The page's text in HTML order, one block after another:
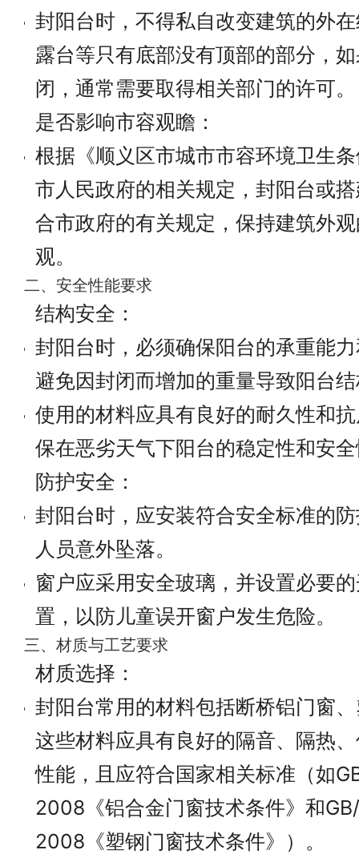
封阳台时，不得私自改变建筑的外
露台等只有底部没有顶部的部分，
闭，通常需要取得相关部门的许可。
是否影响市容观瞻：
根据《顺义区市城市市容环境卫生
市人民政府的相关规定，封阳台或
合市政府的有关规定，保持建筑外
观。
二、安全性能要求
结构安全：
封阳台时，必须确保阳台的承重能
避免因封闭而增加的重量导致阳台
使用的材料应具有良好的耐久性和
保在恶劣天气下阳台的稳定性和安
防护安全：
封阳台时，应安装符合安全标准的
人员意外坠落。
窗户应采用安全玻璃，并设置必要
置，以防儿童误开窗户发生危险。
三、材质与工艺要求
材质选择：
封阳台常用的材料包括断桥铝门窗
这些材料应具有良好的隔音、隔热
性能，且应符合国家相关标准（如
2008《铝合金门窗技术条件》和
2008《塑钢门窗技术条件》）。